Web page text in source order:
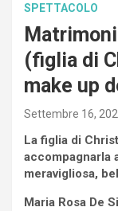
SPETTACOLO
(figlia di
make up
Settembre 16,
La figlia di
accompagnarla
meravigliosa,
Maria Rosa De